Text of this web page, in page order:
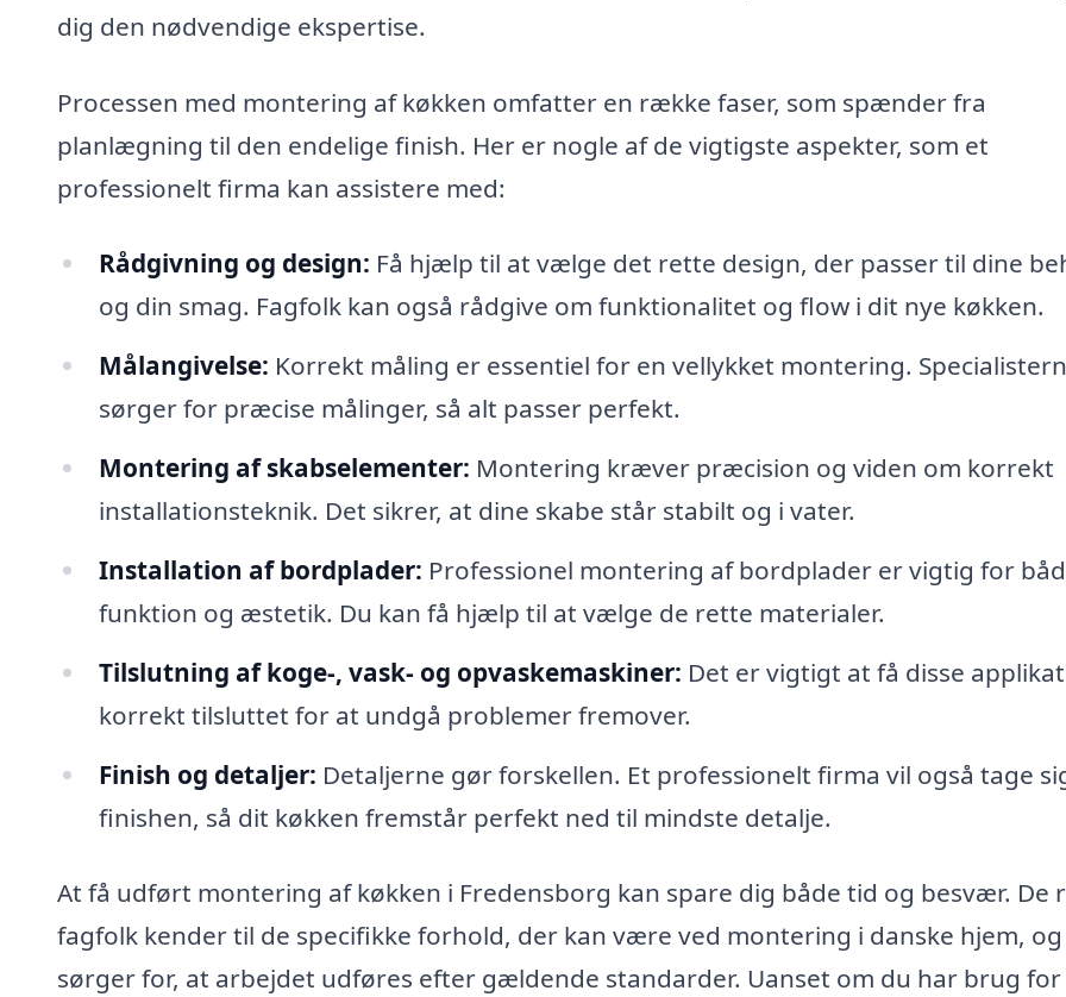
dig den nødvendige ekspertise.
Processen med montering af køkken omfatter en række faser, som spænder fra
planlægning til den endelige finish. Her er nogle af de vigtigste aspekter, som et
professionelt firma kan assistere med:
Rådgivning og design: Få hjælp til at vælge det rette design, der passer til dine
og din smag. Fagfolk kan også rådgive om funktionalitet og flow i dit nye køkken.
Målangivelse: Korrekt måling er essentiel for en vellykket montering.
sørger for præcise målinger, så alt passer perfekt.
Montering af skabselementer: Montering kræver præcision og viden om korrekt
installationsteknik. Det sikrer, at dine skabe står stabilt og i vater.
Installation af bordplader: Professionel montering af bordplader er vigtig for
funktion og æstetik. Du kan få hjælp til at vælge de rette materialer.
Tilslutning af koge-, vask- og opvaskemaskiner: Det er vigtigt at få disse
korrekt tilsluttet for at undgå problemer fremover.
Finish og detaljer: Detaljerne gør forskellen. Et professionelt firma vil også tage
finishen, så dit køkken fremstår perfekt ned til mindste detalje.
At få udført montering af køkken i Fredensborg kan spare dig både tid og besvær. De
fagfolk kender til de specifikke forhold, der kan være ved montering i danske hjem, og
sørger for, at arbejdet udføres efter gældende standarder. Uanset om du har brug for